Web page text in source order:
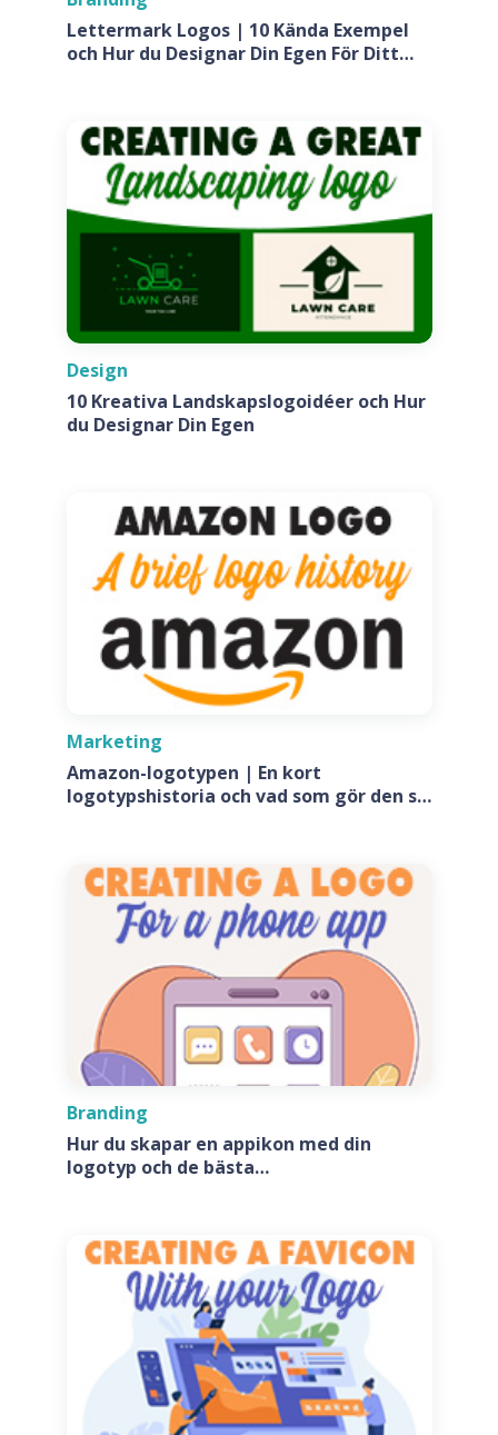
Lettermark Logos | 10 Kända Exempel
och Hur du Designar Din Egen För Ditt
Design
10 Kreativa Landskapslogoidéer och Hur
du Designar Din Egen
Marketing
Amazon-logotypen | En kort
logotypshistoria och vad som gör den så
Branding
Hur du skapar en appikon med din
logotyp och de bästa